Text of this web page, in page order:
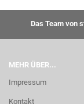
Das Team von
MEHR ÜBER...
Impressum
Kontakt